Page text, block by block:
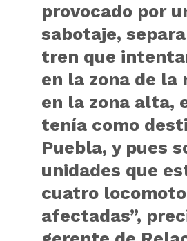
provocado por
sabotaje,
tren que
en la zona de la
en la zona alta,
tenía como
Puebla, y pues
unidades que
cuatro
afectadas”,